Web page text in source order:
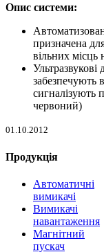
Опис системи:
призначена
вільних місць
Ультразвукові
забезпечують
сигналізують
червоний)
01.10.2012
Продукція
Автоматичні
вимикачі
Вимикачі
навантаження
Магнітний
пускач